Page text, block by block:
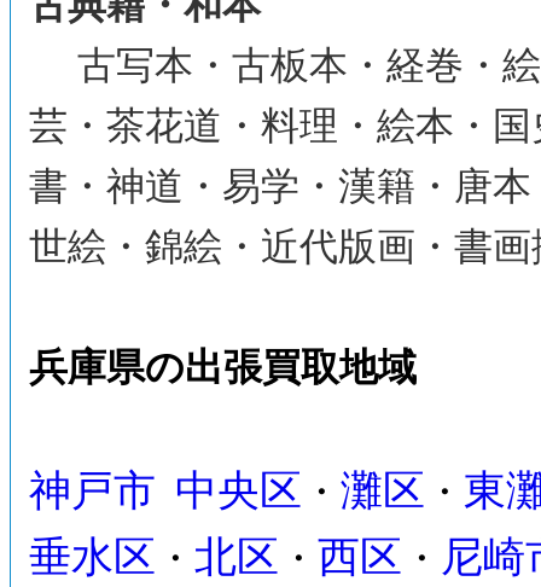
古写本・古板本・経巻・
芸・茶花道・料理・絵本・
書・神道・易学・漢籍・唐
世絵・錦絵・近代版画・書
兵庫県の出張買取地域
神戸市 中央区 ・ 灘区 ・ 東
垂水区 ・ 北区 ・ 西区 ・ 尼崎